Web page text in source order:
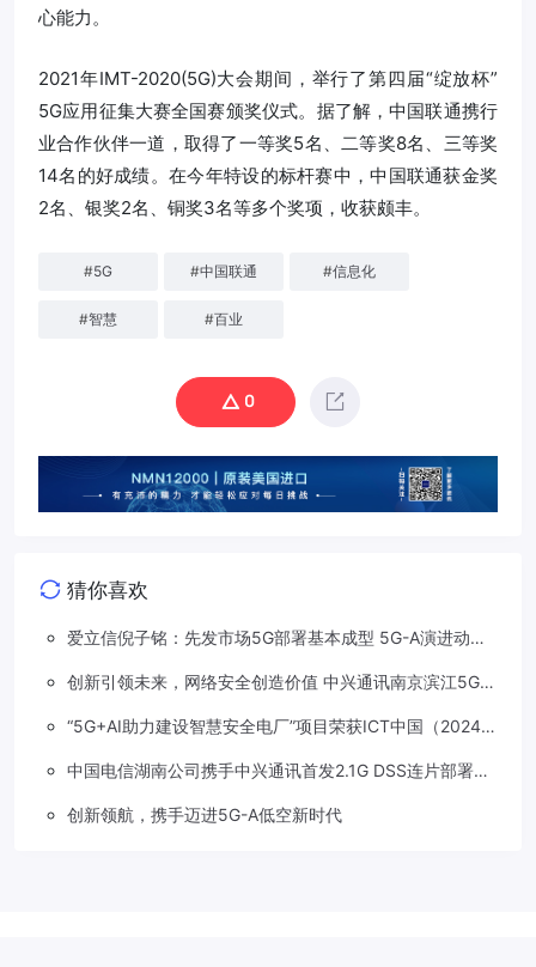
心能力。
2021年IMT-2020(5G)大会期间，举行了第四届“绽放杯”
5G应用征集大赛全国赛颁奖仪式。据了解，中国联通携行
业合作伙伴一道，取得了一等奖5名、二等奖8名、三等奖
14名的好成绩。在今年特设的标杆赛中，中国联通获金奖
2名、银奖2名、铜奖3名等多个奖项，收获颇丰。
#5G #中国联通 #信息化
#智慧 #百业
0
猜你喜欢
爱立信倪子铭：先发市场5G部署基本成型 5G-A演进动能
创新引领未来，网络安全创造价值 中兴通讯南京滨江5G工
“5G+AI助力建设智慧安全电厂”项目荣获ICT中国（2024）
中国电信湖南公司携手中兴通讯首发2.1G DSS连片部署助
创新领航，携手迈进5G-A低空新时代